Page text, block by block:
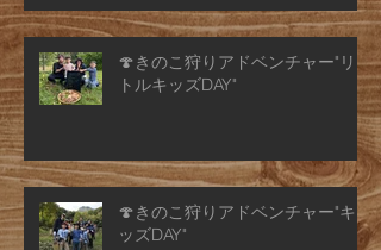
🍄きのこ狩りアドベンチャー"リ
トルキッズDAY"
🍄きのこ狩りアドベンチャー"キ
ッズDAY"